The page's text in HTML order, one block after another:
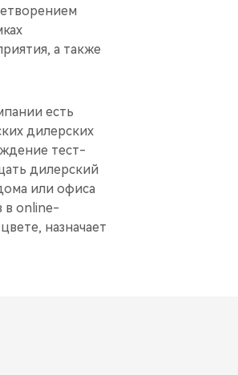
а также
есть
дилерских
тест-
дилерский
или офиса
в online-
назначает